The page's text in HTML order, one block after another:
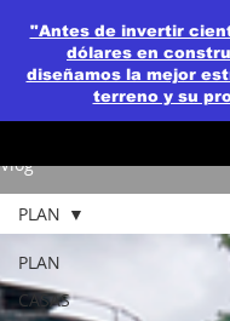
"Antes de invertir
dólares en
diseñamos la mejor
terreno y su
Vlog
PLAN
CASAS
PLAN